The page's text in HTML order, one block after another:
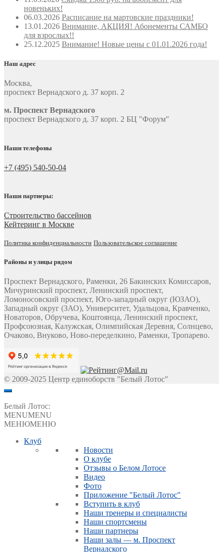
новеньких!
06.03.2026 Расписание на мартовские праздники!
13.01.2026 Внимание, АКЦИЯ! Абонементы САМБО
для взрослых!!
25.12.2025 Внимание! Новые цены с 01.01.2026 года!
Наш адрес
Москва,
проспект Вернадского д. 37 корп. 2
м. Проспект Вернадского
проспект Вернадского д. 37 корп. 2 БЦ "Форум"
Наши телефоны
+7 (495) 540-50-04
Наши партнеры:
Строительство бассейнов
Кейтеринг в Москве
Политика конфиденциальности Пользовательское соглашение
Районы и улицы рядом
Проспект Вернадского, Раменки, 26 Бакинских Комиссаров,
Мичуринский проспект, Ленинский проспект,
Ломоносовский проспект, Юго-западный округ (ЮЗАО),
Западный округ (ЗАО), Университет, Удальцова, Кравченко,
Новаторов, Обручева, Коштоянца, Ленинский проспект,
Профсоюзная, Калужская, Олимпийская Деревня, Солнцево,
Очаково, Внуково, Ново-переделкино, Раменки, Тропарево.
© 2009-2025 Центр единоборств "Белый Лотос"
Белый Лотос:
MENUMENU
МЕНЮМЕНЮ
Клуб
Новости
О клубе
Отзывы о Белом Лотосе
Видео
Фото
Приложение "Белый Лотос"
Вступить в клуб
Наши тренеры и специалисты
Наши спортсмены
Наши партнеры
Наши залы — м. Проспект
Вернадского